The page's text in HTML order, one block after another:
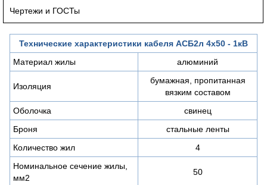
Чертежи и ГОСТы
Технические характеристики кабеля АСБ2л 4х50 - 1кВ
Материал жилы
алюминий
Изоляция
бумажная, пропитанная
вязким составом
Оболочка
свинец
Броня
стальные ленты
Количество жил
4
Номинальное сечение жилы,
мм2
50